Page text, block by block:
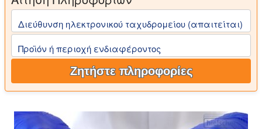
Διεύθυνση ηλεκτρονικού ταχυδρομείου (απαιτείται)
Προϊόν ή περιοχή ενδιαφέροντος
Ζητήστε πληροφορίες